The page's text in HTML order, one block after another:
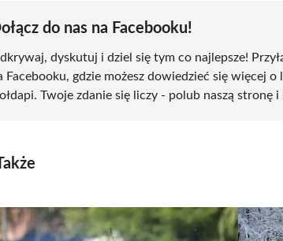
do nas na Facebooku!
dyskutuj i dziel się tym co najlepsze!
Facebooku, gdzie możesz dowiedzieć się więcej
Twoje zdanie się liczy - polub naszą stronę i